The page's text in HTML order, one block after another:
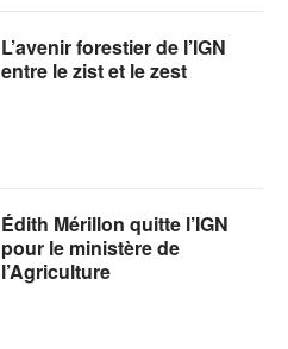
L’avenir forestier de l’IGN
entre le zist et le zest
Édith Mérillon quitte l’IGN
pour le ministère de
l’Agriculture